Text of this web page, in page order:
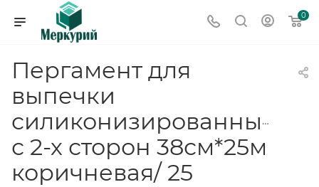
0
Пергамент для
выпечки
силиконизированный
с 2-х сторон 38см*25м
коричневая/ 25